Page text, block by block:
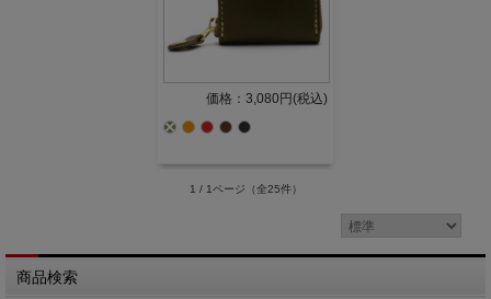
価格：3,080円(税込)
1 / 1ページ （全25件）
商品検索